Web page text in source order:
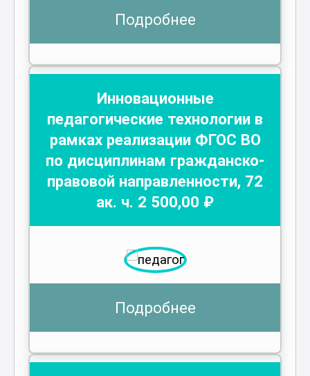
Подробнее
Инновационные
педагогические технологии в
рамках реализации ФГОС ВО
по дисциплинам гражданско-
правовой направленности, 72
ак. ч. 2 500,00 ₽
Подробнее